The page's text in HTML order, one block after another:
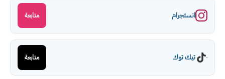
انستجرام متابعة
تيك توك متابعة